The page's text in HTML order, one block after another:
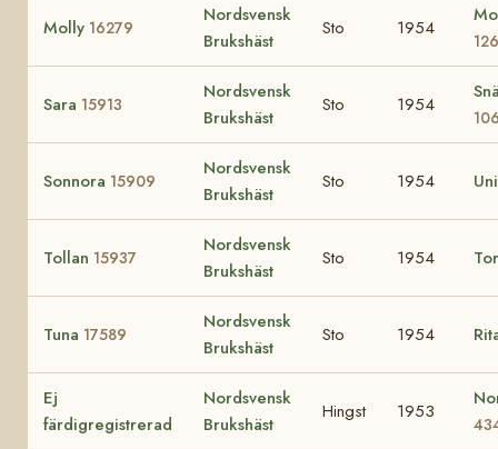
Molly 16279
Nordsvensk
Brukshäst
Sto 1954
Sara 15913
Nordsvensk
Brukshäst
Sto 1954
Sonnora 15909
Nordsvensk
Brukshäst
Sto 1954
Tollan 15937
Nordsvensk
Brukshäst
Sto 1954
Tuna 17589
Nordsvensk
Brukshäst
Sto 1954
Ej
färdigregistrerad
Nordsvensk
Brukshäst
Hingst 1953